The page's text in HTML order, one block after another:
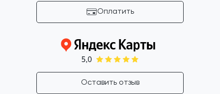
Оплатить
Оставить отзыв